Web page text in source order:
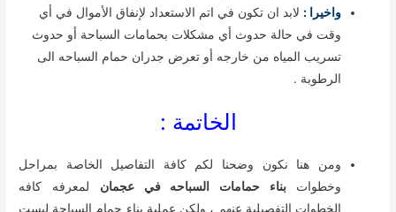
واخيرا : لابد ان تكون في اتم الاستعداد لإنفاق الأموال في أي
وقت في حالة حدوث أي مشكلات بحمامات السباحة أو حدوث
تسريب المياه من خارجه أو تعرض جدران حمام السباحه الى
الرطوبة .
الخاتمة :
ومن هنا نكون وضحنا لكم كافة التفاصيل الخاصة بمراحل
وخطوات بناء حمامات السباحه في عجمان لمعرفه كافه
الخطوات التفصيلية عنهم ، ولكن عملية بناء حمام السباحة ليست